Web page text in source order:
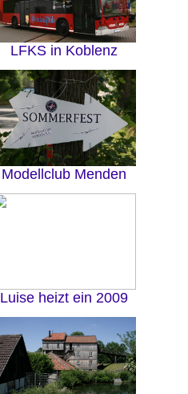
LFKS in Koblenz
Modellclub Menden
Luise heizt ein 2009